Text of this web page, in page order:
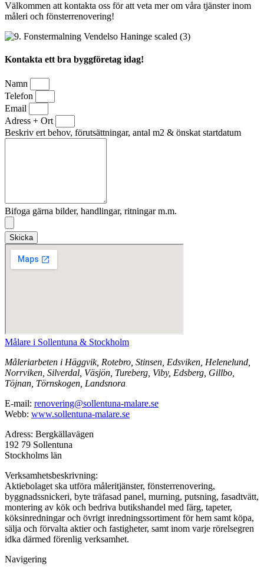
Välkommen att kontakta oss för att veta mer om våra tjänster inom
måleri och fönsterrenovering!
Kontakta ett bra byggföretag idag!
Namn
Telefon
Email
Adress + Ort
Beskriv ert behov, förutsättningar, antal m2 & önskat startdatum
Bifoga gärna bilder, handlingar, ritningar m.m.
Skicka
Målare i Sollentuna & Stockholm
Måleriarbeten i Häggvik, Rotebro, Stinsen, Edsviken, Helenelund,
Norrviken, Silverdal, Väsjön, Tureberg, Viby, Edsberg, Gillbo,
Töjnan, Törnskogen, Landsnora
E-mail: renovering@sollentuna-malare.se
Webb: www.sollentuna-malare.se
Adress: Bergkällavägen
192 79 Sollentuna
Stockholms län
Verksamhetsbeskrivning:
Aktiebolaget ska utföra måleritjänster, fönsterrenovering,
byggnadssnickeri, byte träfasad panel, murning, putsning, fasadtvätt,
montering av kök och bedriva butikshandel med färg, tapeter,
köksinredningar och övrigt inredningssortiment för hem samt köpa,
sälja och förvalta aktier och fastigheter, samt inom varje rörelsegren
idka därmed förenlig verksamhet.
Navigering